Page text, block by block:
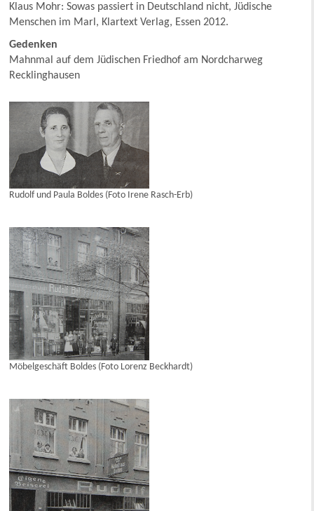
Klaus Mohr: Sowas passiert in Deutschland nicht, Jüdische
Menschen im Marl, Klartext Verlag, Essen 2012.
Gedenken
Mahnmal auf dem Jüdischen Friedhof am Nordcharweg
Recklinghausen
Rudolf und Paula Boldes (Foto Irene Rasch-Erb)
Möbelgeschäft Boldes (Foto Lorenz Beckhardt)